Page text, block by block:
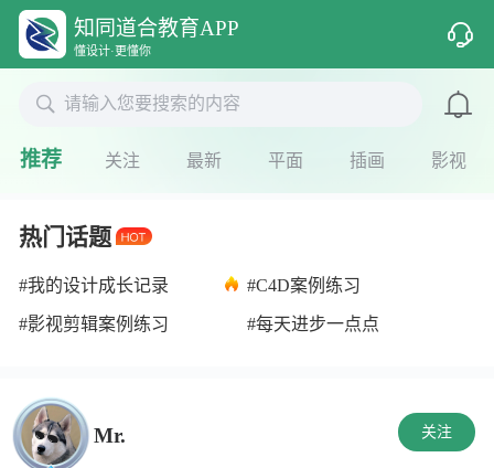
知同道合教育APP
懂设计·更懂你
 请输入您要搜索的内容
推荐 关注 最新 平面 插画 影视
热门话题
#我的设计成长记录 #C4D案例练习
#影视剪辑案例练习 #每天进步一点点
Mr. 关注